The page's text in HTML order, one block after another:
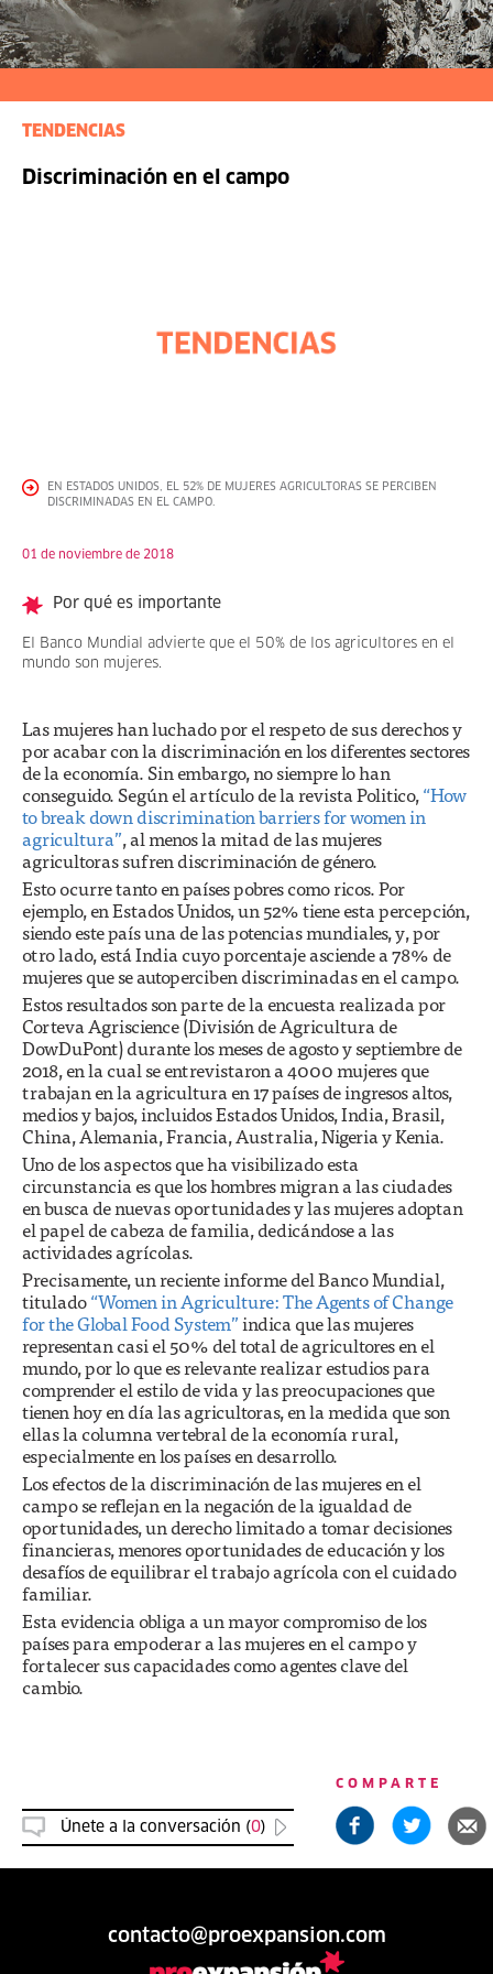
TENDENCIAS
Discriminación en el campo
EN ESTADOS UNIDOS, EL 52% DE MUJERES AGRICULTORAS SE PERCIBEN
DISCRIMINADAS EN EL CAMPO.
01 de noviembre de 2018
Por qué es importante
El Banco Mundial advierte que el 50% de los agricultores en el
mundo son mujeres.
Las mujeres han luchado por el respeto de sus derechos y
por acabar con la discriminación en los diferentes sectores
de la economía. Sin embargo, no siempre lo han
conseguido. Según el artículo de la revista Politico,“How
to break down discrimination barriers for women in
agricultura”, al menos la mitad de las mujeres
agricultoras sufren discriminación de género.
Esto ocurre tanto en países pobres como ricos. Por
ejemplo, en Estados Unidos, un 52% tiene esta percepción,
siendo este país una de las potencias mundiales, y, por
otro lado, está India cuyo porcentaje asciende a 78% de
mujeres que se autoperciben discriminadas en el campo.
Estos resultados son parte de la encuesta realizada por
Corteva Agriscience (División de Agricultura de
DowDuPont) durante los meses de agosto y septiembre de
2018, en la cual se entrevistaron a 4000 mujeres que
trabajan en la agricultura en 17 países de ingresos altos,
medios y bajos, incluidos Estados Unidos, India, Brasil,
China, Alemania, Francia, Australia, Nigeria y Kenia.
Uno de los aspectos que ha visibilizado esta
circunstancia es que los hombres migran a las ciudades
en busca de nuevas oportunidades y las mujeres adoptan
el papel de cabeza de familia, dedicándose a las
actividades agrícolas.
Precisamente, un reciente informe del Banco Mundial,
titulado“Women in Agriculture: The Agents of Change
for the Global Food System”indica que las mujeres
representan casi el 50% del total de agricultores en el
mundo, por lo que es relevante realizar estudios para
comprender el estilo de vida y las preocupaciones que
tienen hoy en día las agricultoras, en la medida que son
ellas la columna vertebral de la economía rural,
especialmente en los países en desarrollo.
Los efectos de la discriminación de las mujeres en el
campo se reflejan en la negación de la igualdad de
oportunidades, un derecho limitado a tomar decisiones
financieras, menores oportunidades de educación y los
desafíos de equilibrar el trabajo agrícola con el cuidado
familiar.
Esta evidencia obliga a un mayor compromiso de los
países para empoderar a las mujeres en el campo y
fortalecer sus capacidades como agentes clave del
cambio.
Únete a la conversación (0)
COMPARTE
contacto@proexpansion.com